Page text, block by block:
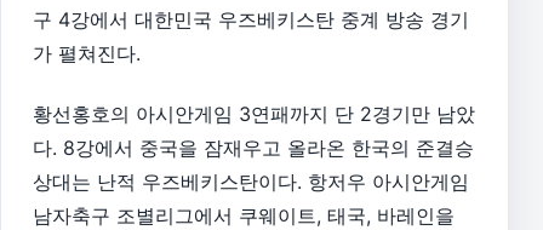
구 4강에서 대한민국 우즈베키스탄 중계 방송 경기
가 펼쳐진다.
황선홍호의 아시안게임 3연패까지 단 2경기만 남았
다. 8강에서 중국을 잠재우고 올라온 한국의 준결승
상대는 난적 우즈베키스탄이다. 항저우 아시안게임
남자축구 조별리그에서 쿠웨이트, 태국, 바레인을